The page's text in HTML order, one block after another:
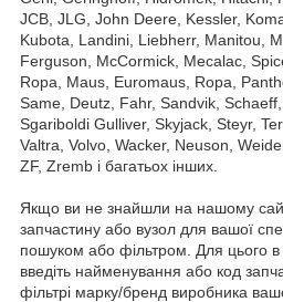
JCB, JLG, John Deere, Kessler,
Kubota, Landini, Liebherr, Manitou,
Ferguson, McCormick, Mecalac,
Ropa, Maus, Euromaus, Ropa,
Same, Deutz, Fahr, Sandvik,
Sgariboldi Gulliver, Skyjack, Steyr,
Valtra, Volvo, Wacker, Neuson,
ZF, Zremb і багатьох інших.
Якщо ви не знайшли на нашому
запчастину або вузол для вашої
пошуком або фільтром. Для цього
введіть найменування або код
фільтрі марку/бренд виробника